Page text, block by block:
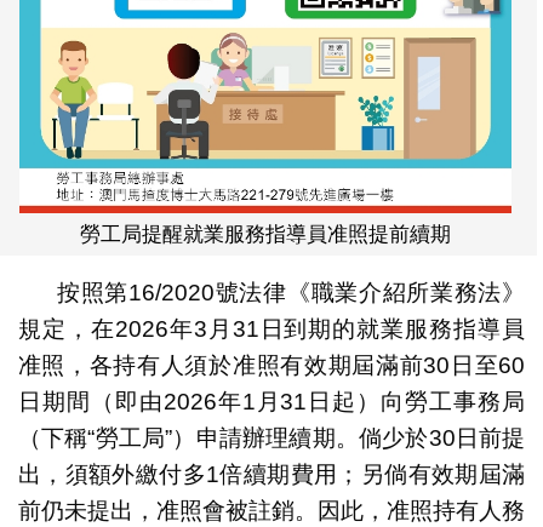
勞工局提醒就業服務指導員准照提前續期
按照第16/2020號法律《職業介紹所業務法》
規定，在2026年3月31日到期的就業服務指導員
准照，各持有人須於准照有效期屆滿前30日至60
日期間（即由2026年1月31日起）向勞工事務局
（下稱“勞工局”）申請辦理續期。倘少於30日前提
出，須額外繳付多1倍續期費用；另倘有效期屆滿
前仍未提出，准照會被註銷。因此，准照持有人務